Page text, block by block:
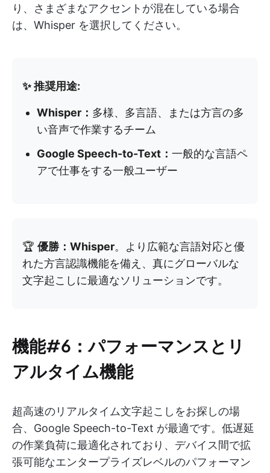
り、さまざまなアクセントが混在している場合
は、Whisper を選択してください。
✨ 推奨用途:
Whisper： 多様、多言語、または方言の多
い音声で作業するチーム
Google Speech-to-Text： 一般的な言語ペ
アで仕事をする一般ユーザー
🏆 優勝：Whisper。より広範な言語対応と優
れた方言認識機能を備え、真にグローバルな
文字起こしに最適なソリューションです。
機能#6：パフォーマンスとリ
アルタイム機能
超高速のリアルタイム文字起こしをお探しの場
合、Google Speech-to-Text が最適です。低遅延
の作業負荷に最適化されており、デバイス間で拡
張可能なエンタープライズレベルのパフォーマン